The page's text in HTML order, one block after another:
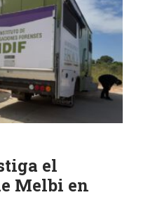
el
Melbi en